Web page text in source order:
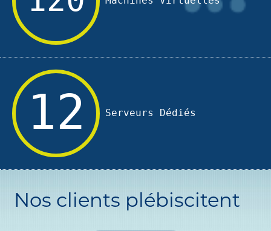
12 Serveurs Dédiés
Nos clients plébiscitent